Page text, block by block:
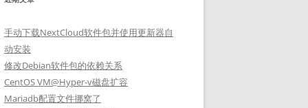
手动下载NextCloud软件包并使用更新器自
动安装
修改Debian软件包的依赖关系
CentOS VM@Hyper-v磁盘扩容
Mariadb配置文件挪窝了